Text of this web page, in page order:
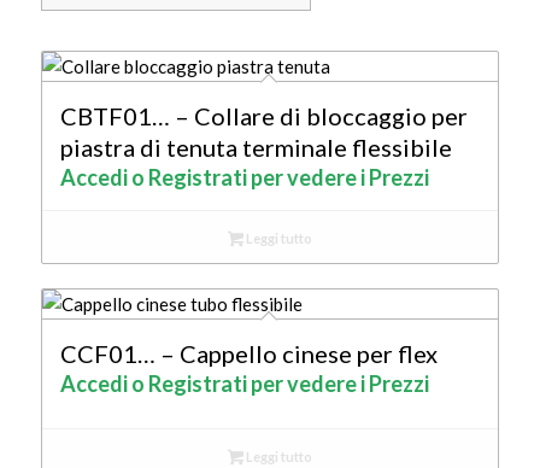
CBTF01… – Collare di bloccaggio per
piastra di tenuta terminale flessibile
Accedi o Registrati per vedere i Prezzi
Leggi tutto
CCF01… – Cappello cinese per flex
Accedi o Registrati per vedere i Prezzi
Leggi tutto